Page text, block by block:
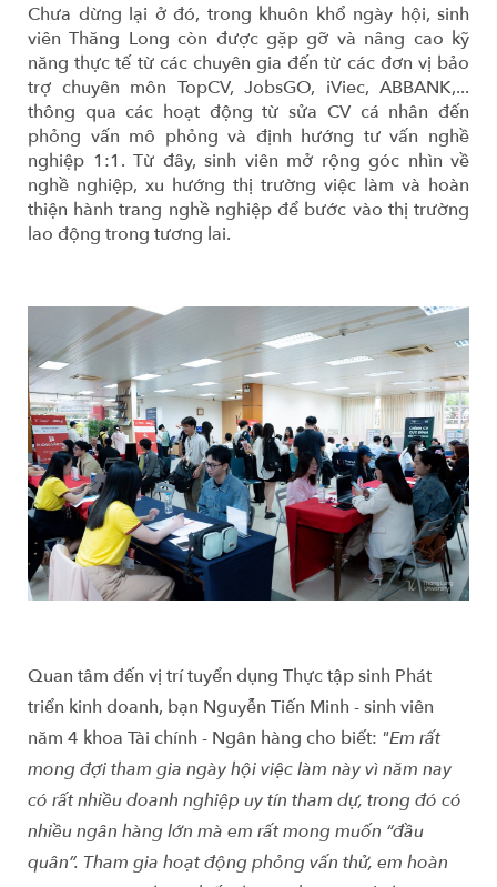
Chưa dừng lại ở đó, trong khuôn khổ ngày hội, sinh
viên Thăng Long còn được gặp gỡ và nâng cao kỹ
năng thực tế từ các chuyên gia đến từ các đơn vị bảo
trợ chuyên môn TopCV, JobsGO, iViec, ABBANK,...
thông qua các hoạt động từ sửa CV cá nhân đến
phỏng vấn mô phỏng và định hướng tư vấn nghề
nghiệp 1:1. Từ đây, sinh viên mở rộng góc nhìn về
nghề nghiệp, xu hướng thị trường việc làm và hoàn
thiện hành trang nghề nghiệp để bước vào thị trường
lao động trong tương lai.
Quan tâm đến vị trí tuyển dụng Thực tập sinh Phát
triển kinh doanh, bạn Nguyễn Tiến Minh - sinh viên
năm 4 khoa Tài chính - Ngân hàng cho biết: "Em rất
mong đợi tham gia ngày hội việc làm này vì năm nay
có rất nhiều doanh nghiệp uy tín tham dự, trong đó có
nhiều ngân hàng lớn mà em rất mong muốn “đầu
quân”. Tham gia hoạt động phỏng vấn thử, em hoàn